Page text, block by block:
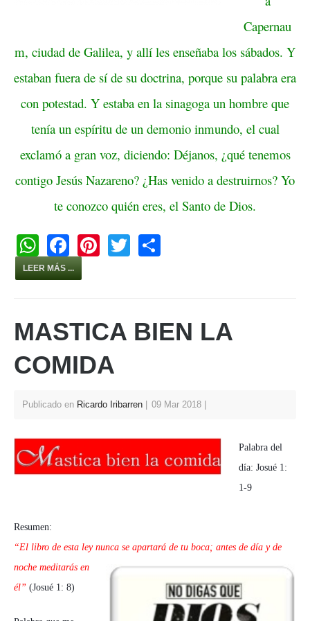
Capernau
m, ciudad de Galilea, y allí les enseñaba los sábados. Y
estaban fuera de sí de su doctrina, porque su palabra era
con potestad. Y estaba en la sinagoga un hombre que
tenía un espíritu de un demonio inmundo, el cual
exclamó a gran voz, diciendo: Déjanos, ¿qué tenemos
contigo Jesús Nazareno? ¿Has venido a destruirnos? Yo
te conozco quién eres, el Santo de Dios.
W
h
at
A
p
p
F
a
c
b
o
o
k
Pi
st
T
LEER MÁS ...
MASTICA BIEN LA
COMIDA
Publicado en Ricardo Iribarren 09 Mar 2018
Palabra del
día: Josué 1:
1-9
Resumen:
“El libro de esta ley nunca se apartará de tu boca; antes de día y de
noche meditarás en
él” (Josué 1: 8)